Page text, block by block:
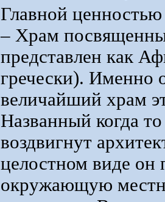
Главной
– Храм
представлен как
гречески). Именно
величайший храм
Названный когда
воздвигнут
целостном виде он
окружающую